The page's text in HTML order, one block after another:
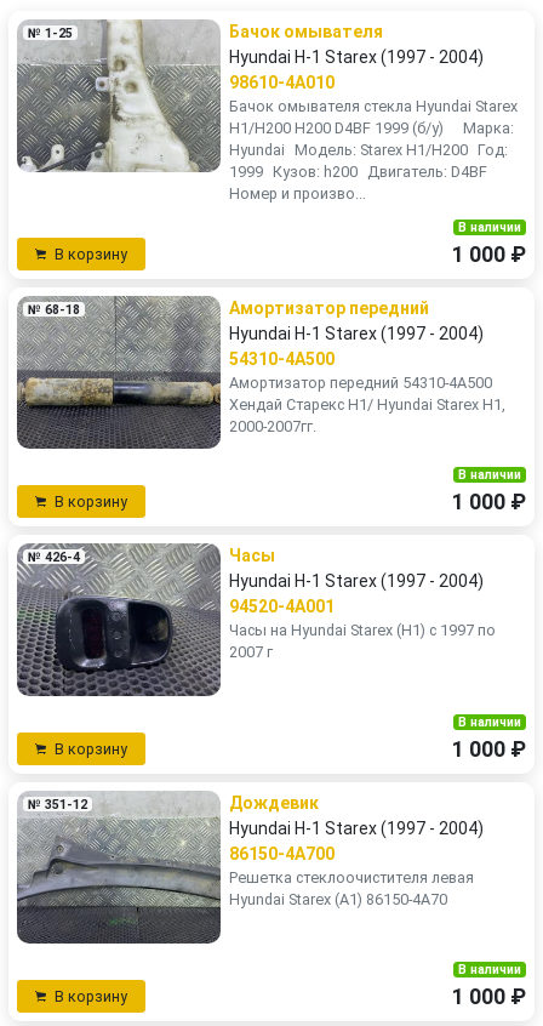
№ 1-25
Бачок омывателя
Hyundai H-1 Starex (1997 - 2004)
98610-4A010
Бачок омывателя стекла Hyundai Starex
H1/H200 H200 D4BF 1999 (б/у) Марка:
Hyundai Модель: Starex H1/H200 Год:
1999 Кузов: h200 Двигатель: D4BF
Номер и произво...
В корзину
В наличии
1 000 ₽
№ 68-18
Амортизатор передний
Hyundai H-1 Starex (1997 - 2004)
54310-4A500
Амортизатор передний 54310-4A500
Хендай Старекс Н1/ Hyundai Starex Н1,
2000-2007гг.
В корзину
В наличии
1 000 ₽
№ 426-4
Часы
Hyundai H-1 Starex (1997 - 2004)
94520-4A001
Часы на Hyundai Starex (H1) с 1997 по
2007 г
В корзину
В наличии
1 000 ₽
№ 351-12
Дождевик
Hyundai H-1 Starex (1997 - 2004)
86150-4A700
Решетка стеклоочистителя левая
Hyundai Starex (A1) 86150-4A70
В корзину
В наличии
1 000 ₽